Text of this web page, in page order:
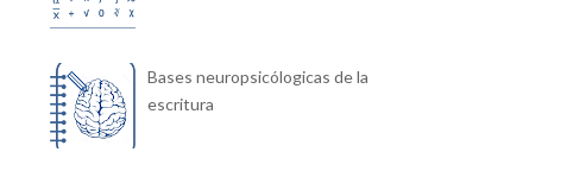
Bases neuropsicólogicas de la
escritura